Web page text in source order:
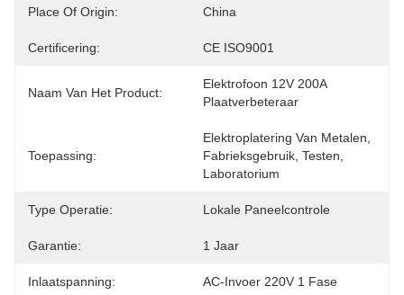
Place Of Origin: China
Certificering: CE ISO9001
Naam Van Het Product:
Elektrofoon 12V 200A
Plaatverbeteraar
Toepassing:
Elektroplatering Van Metalen,
Fabrieksgebruik, Testen,
Laboratorium
Type Operatie: Lokale Paneelcontrole
Garantie: 1 Jaar
Inlaatspanning: AC-Invoer 220V 1 Fase